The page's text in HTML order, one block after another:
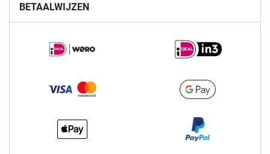
BETAALWIJZEN